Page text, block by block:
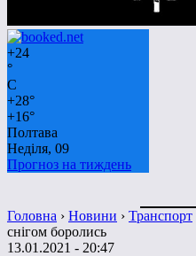
+24
°
C
+28°
+16°
Полтава
Неділя, 09
Прогноз на тиждень
Головна › Новини › Транспорт
снігом боролись
13.01.2021 - 20:47